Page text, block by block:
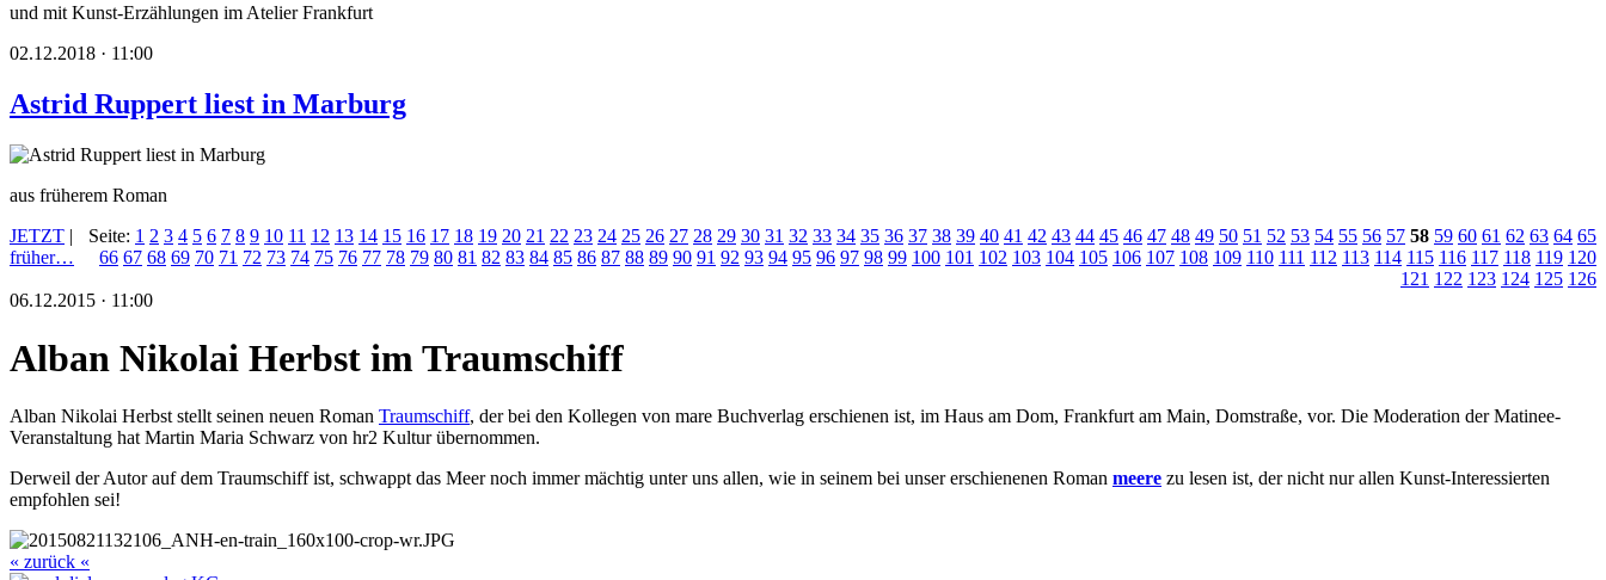
und mit Kunst-Erzählungen im Atelier Frankfurt
02.12.2018 · 11:00
Astrid Ruppert liest in Marburg
aus früherem Roman
JETZT |
früher…
Seite: 1 2 3 4 5 6 7 8 9 10 11 12 13 14 15 16 17 18 19 20 21 22 23 24 25 26 27 28 29 30 31 32 33 34 35 36 37 38 39 40 41 42 43 44 45 46 47 48 49 50 51 52 53 54 55 56 57 58 59 60 61 62 63 64 65
66 67 68 69 70 71 72 73 74 75 76 77 78 79 80 81 82 83 84 85 86 87 88 89 90 91 92 93 94 95 96 97 98 99 100 101 102 103 104 105 106 107 108 109 110 111 112 113 114 115 116 117 118 119 120
121 122 123 124 125 126
06.12.2015 · 11:00
Alban Nikolai Herbst im Traumschiff
Alban Nikolai Herbst stellt seinen neuen Roman Traumschiff, der bei den Kollegen von mare Buchverlag erschienen ist, im Haus am Dom, Frankfurt am Main, Domstraße, vor. Die Moderation der Matinee-
Veranstaltung hat Martin Maria Schwarz von hr2 Kultur übernommen.
Derweil der Autor auf dem Traumschiff ist, schwappt das Meer noch immer mächtig unter uns allen, wie in seinem bei unser erschienenen Roman meere zu lesen ist, der nicht nur allen Kunst-Interessierten
empfohlen sei!
« zurück «